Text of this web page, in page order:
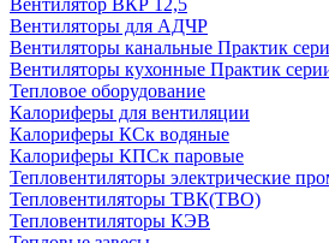
Вентилятор ВКР 12,5
Вентиляторы для АДЧР
Вентиляторы канальные Практик
Вентиляторы кухонные Практик
Тепловое оборудование
Калориферы для вентиляции
Калориферы КСк водяные
Калориферы КПСк паровые
Тепловентиляторы электрические
Тепловентиляторы ТВК(ТВО)
Тепловентиляторы КЭВ